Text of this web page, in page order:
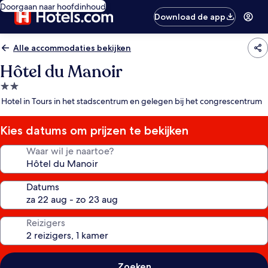
Doorgaan naar hoofdinhoud
Download de app
Alle accommodaties bekijken
Hôtel du Manoir
2.0-
sterrenaccommodatie
Hotel in Tours in het stadscentrum en gelegen bij het congrescentrum
Kies datums om prijzen te bekijken
Waar wil je naartoe?
Datums
Reizigers